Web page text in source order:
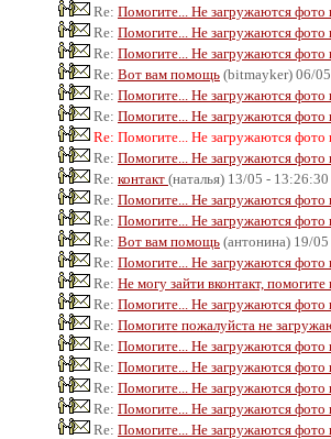
Re: Помогите... Не загружаются фото
Re: Помогите... Не загружаются фото
Re: Помогите... Не загружаются фото
Re: Вот вам помощь (bitmayker) 06/
Re: Помогите... Не загружаются фото
Re: Помогите... Не загружаются фото
Re: Помогите... Не загружаются
Re: Помогите... Не загружаются фото
Re: контакт (наталья) 13/05 - 13:26:30
Re: Помогите... Не загружаются фото
Re: Помогите... Не загружаются фото
Re: Вот вам помощь (антонина) 19/
Re: Помогите... Не загружаются фото
Re: Не могу зайти вконтакт,
Re: Помогите... Не загружаются фото
Re: Помогите пожалуйста не
Re: Помогите... Не загружаются фото
Re: Помогите... Не загружаются фото
Re: Помогите... Не загружаются фото
Re: Помогите... Не загружаются фото
Re: Помогите... Не загружаются фото